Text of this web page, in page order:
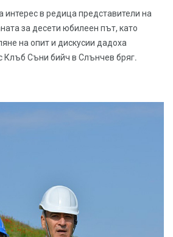
интерес в редица представители на
за десети юбилеен път, като
на опит и дискусии дадоха
Клъб Съни бийч в Слънчев бряг.